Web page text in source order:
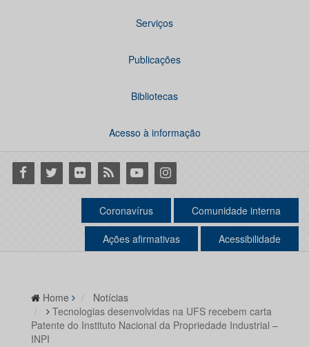
Serviços
Publicações
Bibliotecas
Acesso à informação
Facebook
Twitter Flickr RSS YoutubeInstagram
Coronavírus Comunidade interna
Ações afirmativas Acessibilidade
Home
Notícias
Tecnologias desenvolvidas na UFS recebem carta
Patente do Instituto Nacional da Propriedade Industrial –
INPI